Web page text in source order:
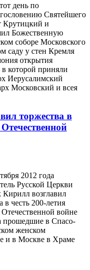
день по
Святейшего
Крутицкий и
Божественную
соборе Московского
саду у стен Кремля
открытия
которой приняли
Иерусалимский
Московский и всея
торжества в
2012 года
Русской Церкви
Кирилл возглавил
в честь 200-летия
войне
прошедшие в Спасо-
женском
и в Москве в Храме